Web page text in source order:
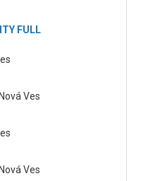
FULL
Ves
Ves